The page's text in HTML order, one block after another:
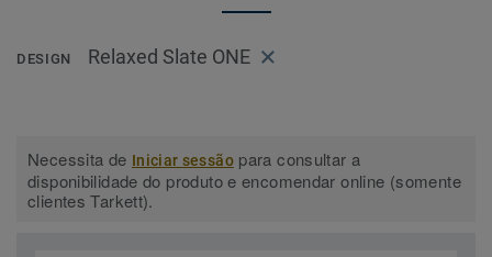
DESIGN Relaxed Slate ONE
Necessita de Iniciar sessãopara consultar a
disponibilidade do produto e encomendar online (somente
clientes Tarkett).